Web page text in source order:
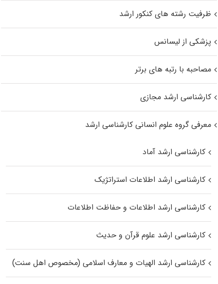
ظرفیت رشته های کنکور ارشد
پزشکی از لیسانس
مصاحبه با رتبه های برتر
کارشناسی ارشد مجازی
معرفی گروه علوم انسانی کارشناسی ارشد
کارشناسی ارشد آماد
کارشناسی ارشد اطلاعات استراتژیک
کارشناسی ارشد اطلاعات و حفاظت اطلاعات
کارشناسی ارشد علوم قرآن و حدیث
کارشناسی ارشد الهیات و معارف اسلامی (مخصوص اهل سنت)